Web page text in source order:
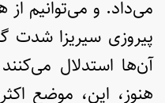
می‌داد. و می‌توانیم
پیروزی سیریزا شدت
آن‌ها استدلال
هنوز، این، موضعِ